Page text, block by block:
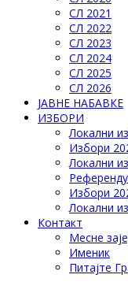
СЛ 2021
СЛ 2022
СЛ 2023
СЛ 2024
СЛ 2025
СЛ 2026
ЈАВНЕ НАБАВКЕ
ИЗБОРИ
Локални
Избори
Локални
Избори
Локални
Контакт
Месне
Именик
Питајте